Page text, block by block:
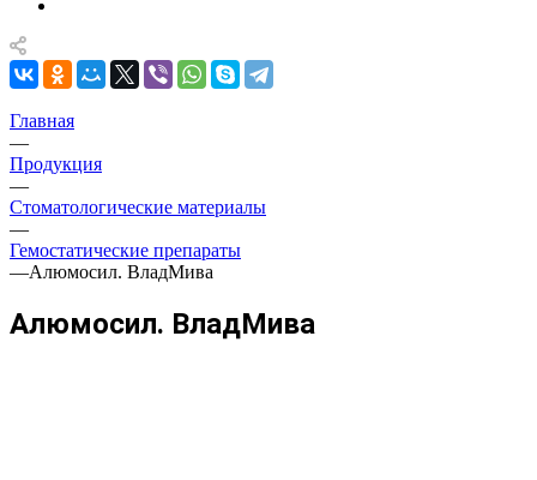
Главная
—
Продукция
—
Стоматологические материалы
—
Гемостатические препараты
—Алюмосил. ВладМива
Алюмосил. ВладМива